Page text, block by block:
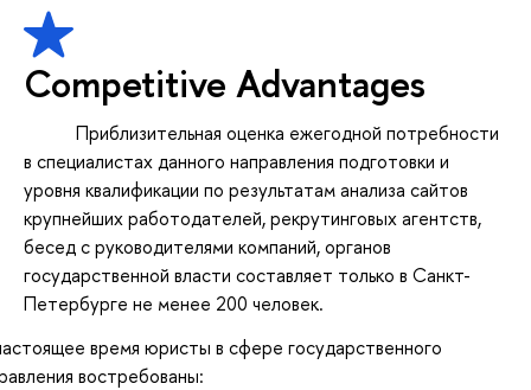
Competitive Advantages
Приблизительная оценка ежегодной потребности
в специалистах данного направления подготовки и
уровня квалификации по результатам анализа сайтов
крупнейших работодателей, рекрутинговых агентств,
бесед с руководителями компаний, органов
государственной власти составляет только в Санкт-
Петербурге не менее 200 человек.
время юристы в сфере государственного
востребованы: